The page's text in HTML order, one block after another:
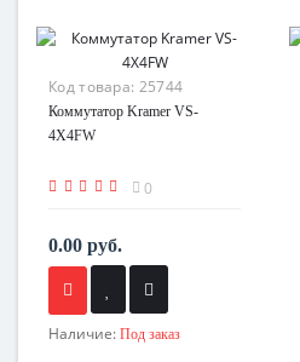
Код товара: 25744
Коммутатор Kramer VS-
4X4FW
0
0.00 руб.
Наличие: Под заказ